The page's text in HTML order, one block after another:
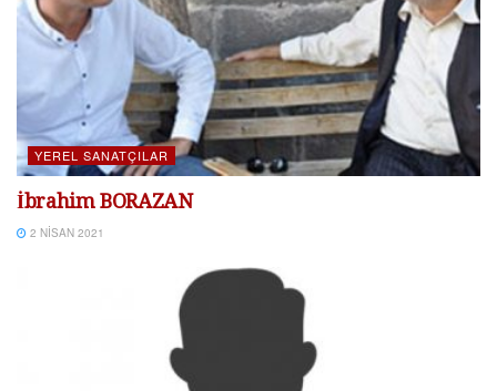
YEREL SANATÇILAR
İbrahim BORAZAN
2 NISAN 2021